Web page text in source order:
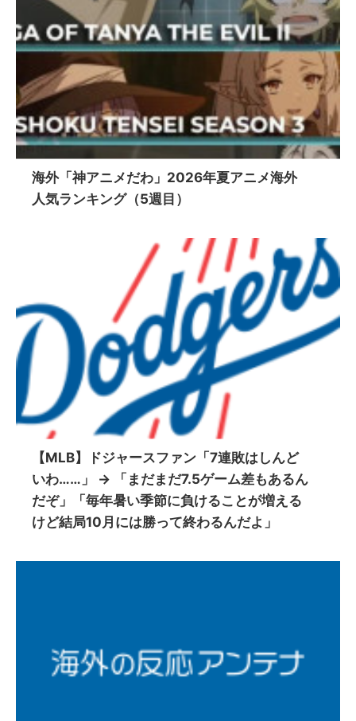
海外「神アニメだわ」2026年夏アニメ海外
人気ランキング（5週目）
【MLB】ドジャースファン「7連敗はしんど
いわ……」 → 「まだまだ7.5ゲーム差もあるん
だぞ」「毎年暑い季節に負けることが増える
けど結局10月には勝って終わるんだよ」